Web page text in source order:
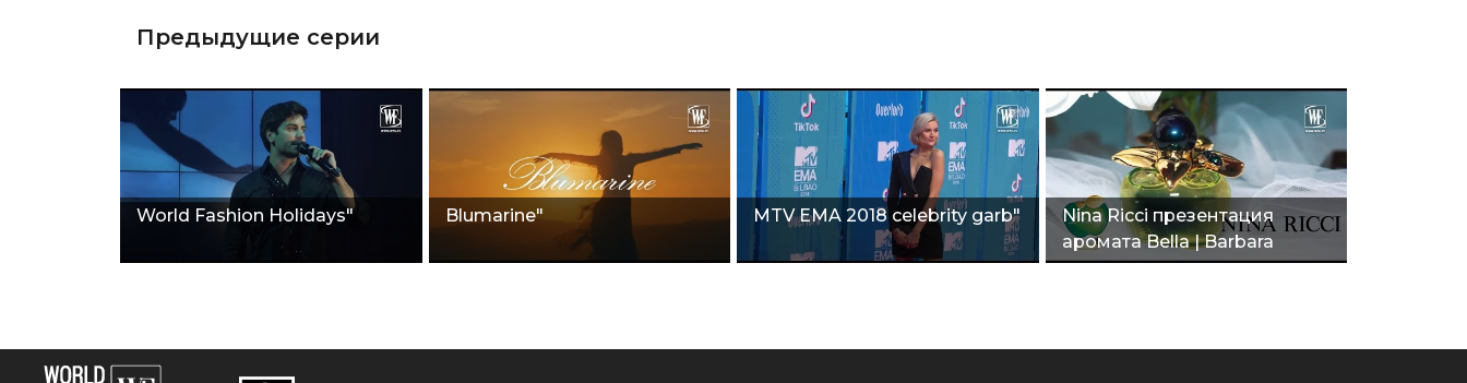
Предыдущие серии
World Fashion Holidays" Blumarine" MTV EMA 2018 celebrity garb"
Nina Ricci презентация
аромата Bella | Barbara
Palvin"